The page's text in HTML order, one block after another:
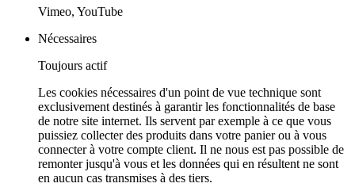
Vimeo, YouTube
Nécessaires
Toujours actif
Les cookies nécessaires d'un point de vue technique sont
exclusivement destinés à garantir les fonctionnalités de base
de notre site internet. Ils servent par exemple à ce que vous
puissiez collecter des produits dans votre panier ou à vous
connecter à votre compte client. Il ne nous est pas possible de
remonter jusqu'à vous et les données qui en résultent ne sont
en aucun cas transmises à des tiers.